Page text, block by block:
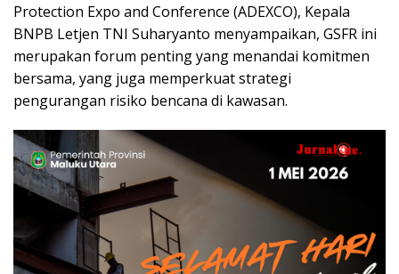
Protection Expo and Conference (ADEXCO), Kepala
BNPB Letjen TNI Suharyanto menyampaikan, GSFR ini
merupakan forum penting yang menandai komitmen
bersama, yang juga memperkuat strategi
pengurangan risiko bencana di kawasan.